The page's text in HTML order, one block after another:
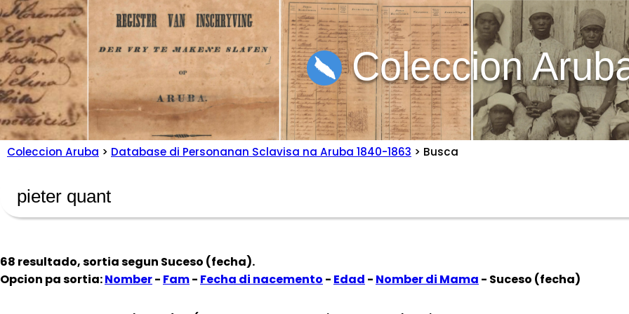
Coleccion
Coleccion Aruba > Database di Personanan Sclavisa na Aruba 1840-1863 > Busca
68 resultado, sortia segun Suceso (fecha).
Opcion pa sortia:Nomber- Fam- Fecha di nacemento - Edad - Nomber di Mama - Suceso (fecha)